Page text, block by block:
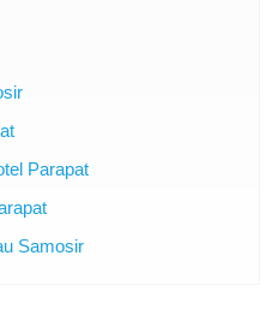
Parapat
Samosir